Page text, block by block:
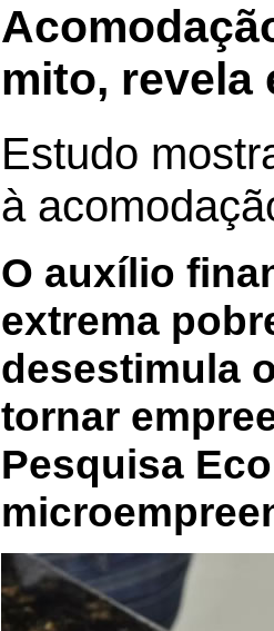
mito, revela
Estudo
à
O auxílio
extrema
desestimula
tornar
Pesquisa